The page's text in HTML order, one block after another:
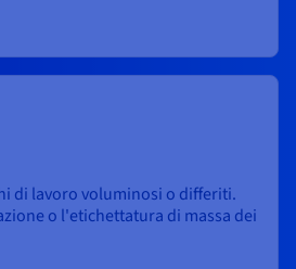
di lavoro voluminosi o differiti.
o l'etichettatura di massa dei